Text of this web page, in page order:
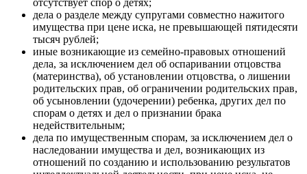
дела о разделе между супругами совместно нажитого
имущества при цене иска, не превышающей пятидесяти
тысяч рублей;
иные возникающие из семейно-правовых отношений
дела, за исключением дел об оспаривании отцовства
(материнства), об установлении отцовства, о лишении
родительских прав, об ограничении родительских прав,
об усыновлении (удочерении) ребенка, других дел по
спорам о детях и дел о признании брака
недействительным;
дела по имущественным спорам, за исключением дел о
наследовании имущества и дел, возникающих из
отношений по созданию и использованию результатов